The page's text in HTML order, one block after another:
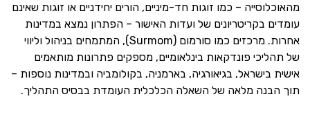
מהאוכלוסייה – כמו זוגות חד-מיניים, הורים יחידניים או זוגות שאינם
עומדים בקריטריונים של ועדות האישור – הפתרון נמצא במדינות
אחרות. מרכזים כמו סורמום (Surmom), המתמחים בניהול וליווי
של תהליכי פונדקאות בינלאומיים, מספקים פתרונות מותאמים
אישית בישראל, בגיאורגיה, בארמניה, בקולומביה ובמדינות נוספות –
תוך הבנה מלאה של השאלה הכלכלית העומדת בבסיס התהליך.